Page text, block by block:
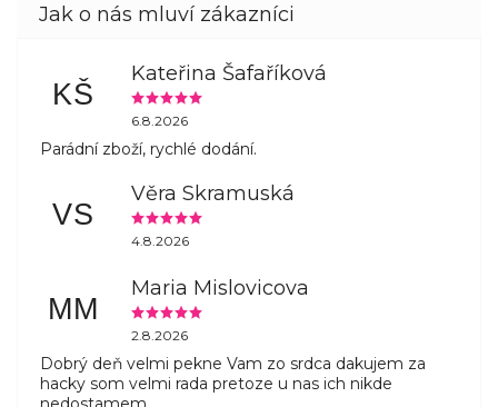
KŠ
Kateřina Šafaříková
6.8.2026
Parádní zboží, rychlé dodání.
VS
Věra Skramuská
4.8.2026
MM
Maria Mislovicova
2.8.2026
Dobrý deň velmi pekne Vam zo srdca dakujem za
hacky som velmi rada pretoze u nas ich nikde